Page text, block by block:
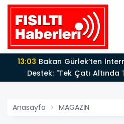
13:03
Destek: "Tek Çatı Altında
Düzenlemeye
Anasayfa MAGAZİN